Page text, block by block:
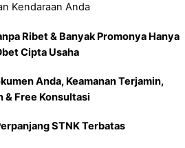
Kendaraan Anda
Ribet & Banyak Promonya Hanya
Cipta Usaha
Anda, Keamanan Terjamin,
& Free Konsultasi
STNK Terbatas